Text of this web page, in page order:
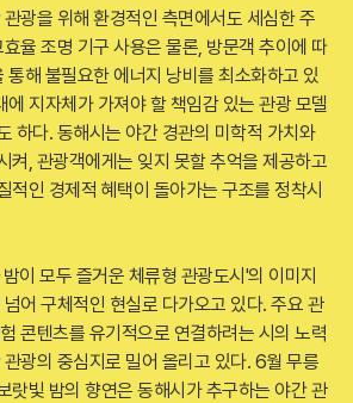
광을 위해 환경적인 측면에서도 세심한 주
율 조명 기구 사용은 물론, 방문객 추이에 따
통해 불필요한 에너지 낭비를 최소화하고 있
에 지자체가 가져야 할 책임감 있는 관광 모델
하다. 동해시는 야간 경관의 미학적 가치와
켜, 관광객에게는 잊지 못할 추억을 제공하고
적인 경제적 혜택이 돌아가는 구조를 정착시
이 모두 즐거운 체류형 관광도시'의 이미지
어 구체적인 현실로 다가오고 있다. 주요 관
콘텐츠를 유기적으로 연결하려는 시의 노력
광의 중심지로 밀어 올리고 있다. 6월 무릉
랏빛 밤의 향연은 동해시가 추구하는 야간 관